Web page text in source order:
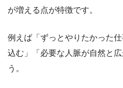
が増える点が特徴です。
例えば「ずっとやりたかった
込む」「必要な人脈が自然と
う。